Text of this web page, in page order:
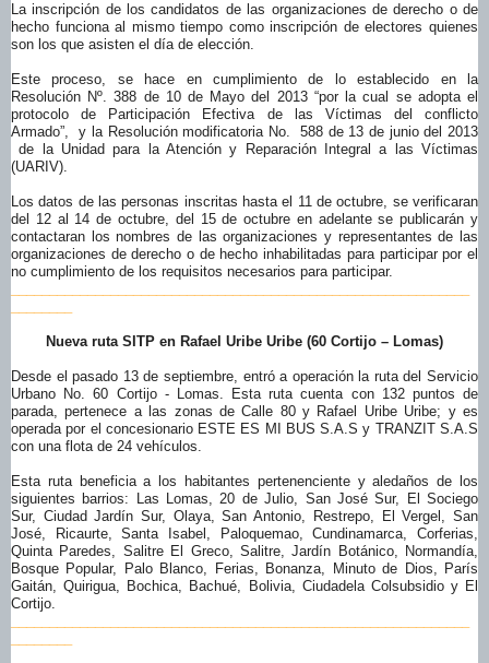
La inscripción de los candidatos de las organizaciones de derecho o de
hecho funciona al mismo tiempo como inscripción de electores quienes
son los que asisten el día de elección.
Este proceso, se hace en cumplimiento de lo establecido en la
Resolución Nº. 388 de 10 de Mayo del 2013 “por la cual se adopta el
protocolo de Participación Efectiva de las Víctimas del conflicto
Armado”, y la Resolución modificatoria No. 588 de 13 de junio del 2013
de la Unidad para la Atención y Reparación Integral a las Víctimas
(UARIV).
Los datos de las personas inscritas hasta el 11 de octubre, se verificaran
del 12 al 14 de octubre, del 15 de octubre en adelante se publicarán y
contactaran los nombres de las organizaciones y representantes de las
organizaciones de derecho o de hecho inhabilitadas para participar por el
no cumplimiento de los requisitos necesarios para participar.
Nueva ruta SITP en Rafael Uribe Uribe (60 Cortijo – Lomas)
Desde el pasado 13 de septiembre, entró a operación la ruta del Servicio
Urbano No. 60 Cortijo - Lomas. Esta ruta cuenta con 132 puntos de
parada, pertenece a las zonas de Calle 80 y Rafael Uribe Uribe; y es
operada por el concesionario ESTE ES MI BUS S.A.S y TRANZIT S.A.S
con una flota de 24 vehículos.
Esta ruta beneficia a los habitantes pertenenciente y aledaños de los
siguientes barrios: Las Lomas, 20 de Julio, San José Sur, El Sociego
Sur, Ciudad Jardín Sur, Olaya, San Antonio, Restrepo, El Vergel, San
José, Ricaurte, Santa Isabel, Paloquemao, Cundinamarca, Corferias,
Quinta Paredes, Salitre El Greco, Salitre, Jardín Botánico, Normandía,
Bosque Popular, Palo Blanco, Ferias, Bonanza, Minuto de Dios, París
Gaitán, Quirigua, Bochica, Bachué, Bolivia, Ciudadela Colsubsidio y El
Cortijo.